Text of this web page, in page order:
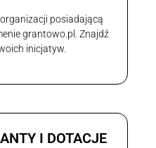
posiadającą
grantowo.pl. Znajdź
inicjatyw.
I DOTACJE